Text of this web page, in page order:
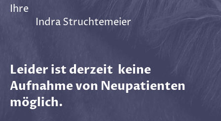
Ihre
Indra Struchtemeier
Leider ist derzeit keine
Aufnahme von Neupatienten
möglich.